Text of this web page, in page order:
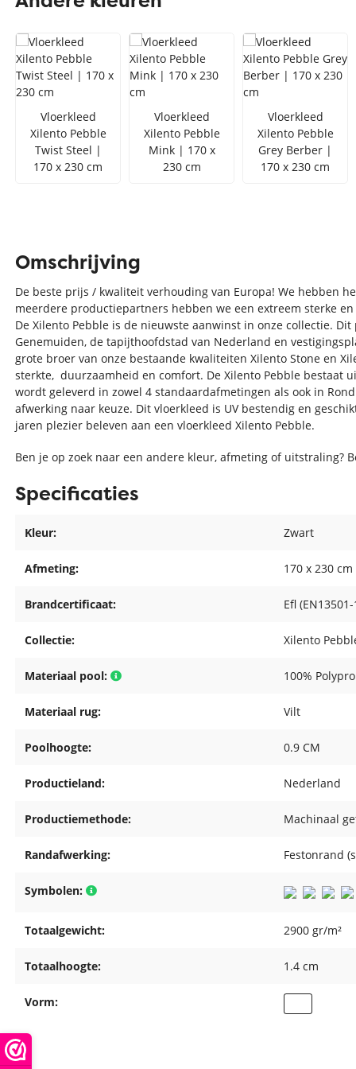
Vloerkleed zwart wit
Toon alles Kleuren
Toon alles Soorten
Toon alles Afmetingen
Toon alles Merken
Vloerkleed
Xilento Pebble
Twist Steel |
170 x 230 cm
Vloerkleed
Xilento Pebble
Mink | 170 x
230 cm
Vloerkleed
Xilento Pebble
Grey Berber |
170 x 230 cm
Omschrijving
De beste prijs / kwaliteit verhouding van Europa! We hebben
meerdere productiepartners hebben we een extreem sterke
De Xilento Pebble is de nieuwste aanwinst in onze collectie.
Genemuiden, de tapijthoofdstad van Nederland en
grote broer van onze bestaande kwaliteiten Xilento Stone en
sterkte, duurzaamheid en comfort. De Xilento Pebble bestaat
wordt geleverd in zowel 4 standaardafmetingen als ook in
afwerking naar keuze. Dit vloerkleed is UV bestendig en
jaren plezier beleven aan een vloerkleed Xilento Pebble.
Ben je op zoek naar een andere kleur, afmeting of uitstraling?
Specificaties
Kleur: Zwart
Afmeting: 170 x 230 cm
Brandcertificaat: Efl (EN13501-
Collectie: Xilento
Materiaal pool: 100%
Materiaal rug: Vilt
Poolhoogte: 0.9 CM
Productieland: Nederland
Productiemethode: Machinaal
Randafwerking: Festonrand
Symbolen:
Totaalgewicht: 2900 gr/m²
Totaalhoogte: 1.4 cm
Vorm: